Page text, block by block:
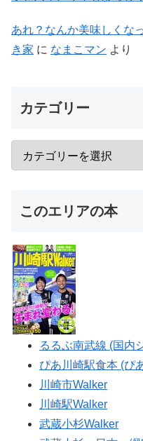
あれ？なんか美味しくな
き家 に なまこマン より
カテゴリー
このエリアの本
るるぶ南武線 (国内
ぴあ川崎駅食本 (ぴ
川崎市Walker
川崎駅Walker
武蔵小杉Walker